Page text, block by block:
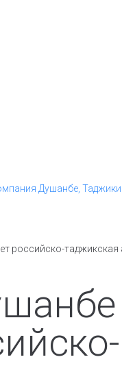
Душанбе,
российско-таджикская